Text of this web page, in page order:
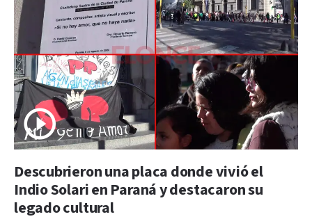
Descubrieron una placa donde vivió el
Indio Solari en Paraná y destacaron su
legado cultural